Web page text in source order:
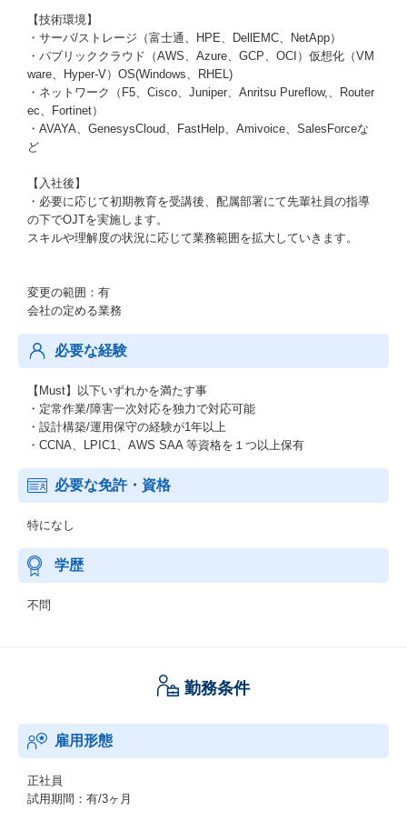
【技術環境】
・サーバ/ストレージ（富士通、HPE、DellEMC、NetApp）
・パブリッククラウド（AWS、Azure、GCP、OCI）仮想化（VM
ware、Hyper-V）OS(Windows、RHEL)
・ネットワーク（F5、Cisco、Juniper、Anritsu Pureflow,、Router
ec、Fortinet）
・AVAYA、GenesysCloud、FastHelp、Amivoice、SalesForceな
ど
【入社後】
・必要に応じて初期教育を受講後、配属部署にて先輩社員の指導
の下でOJTを実施します。
スキルや理解度の状況に応じて業務範囲を拡大していきます。
変更の範囲：有
会社の定める業務
必要な経験
【Must】以下いずれかを満たす事
・定常作業/障害一次対応を独力で対応可能
・設計構築/運用保守の経験が1年以上
・CCNA、LPIC1、AWS SAA 等資格を１つ以上保有
必要な免許・資格
特になし
学歴
不問
勤務条件
雇用形態
正社員
試用期間：有/3ヶ月